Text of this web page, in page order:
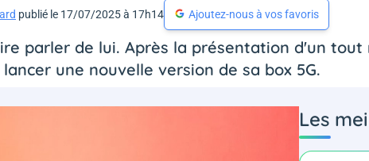
publié le 17/07/2025 à 17h14 Ajoutez-nous à vos favoris
parler de lui. Après la présentation d'un tout
une nouvelle version de sa box 5G.
Les